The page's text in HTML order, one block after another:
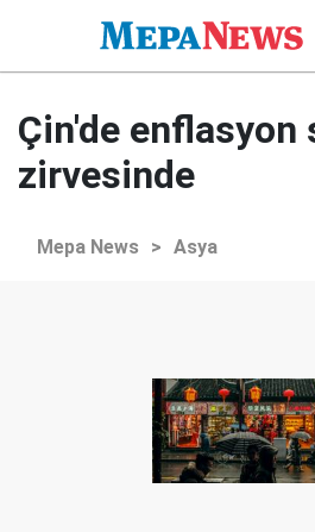
Çin'de enflasyon
zirvesinde
Mepa News > Asya